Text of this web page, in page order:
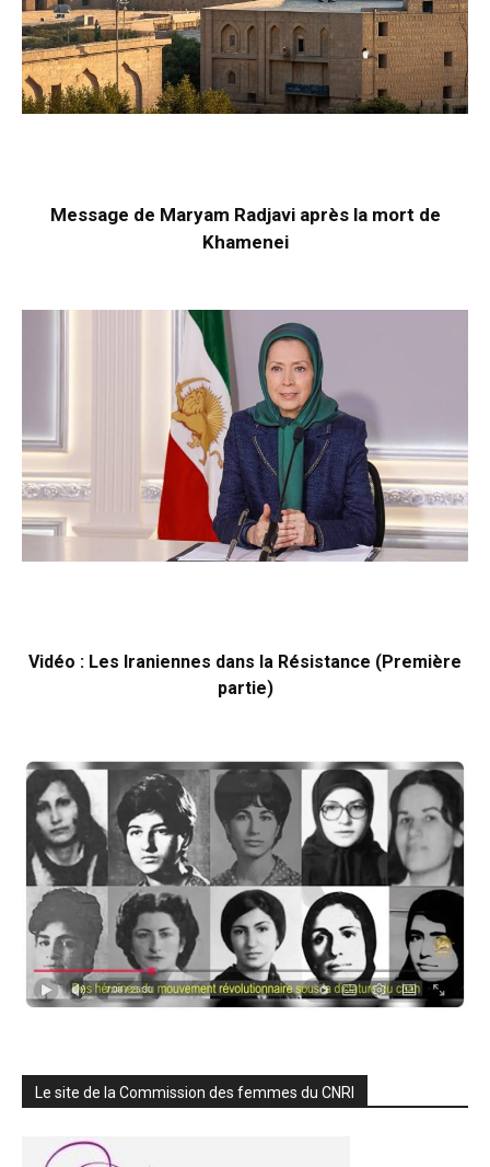
Message de Maryam Radjavi après la mort de
Khamenei
Vidéo : Les Iraniennes dans la Résistance (Première
partie)
Le site de la Commission des femmes du CNRI